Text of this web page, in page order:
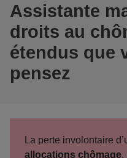
Assistante
droits au
étendus que
pensez
La perte involontaire
allocations chômage,